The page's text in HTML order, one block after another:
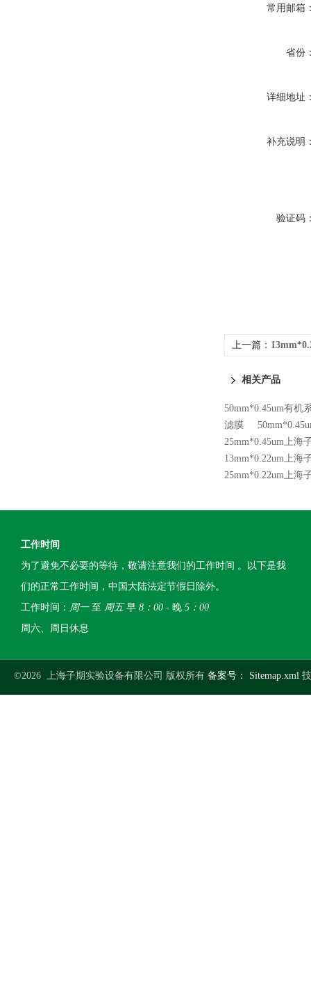
常用邮箱
省份
详细地址
补充说明
验证码
上一篇：
相关产品
50mm*0.45um有机
滤膜
25mm*0.45um上海
13mm*0.22um上海
25mm*0.22um上海
工作时间
为了避免不必要的等待，敬请注意我们的工作时间 。以下是我
们的正常工作时间，中国大陆法定节假日除外。
工作时间： 周一至 周五早 8：00 - 晚 5：00
周六、周日休息
©2026 上海子期实验设备有限公司 版权所有 备案号： Sitemap.xml